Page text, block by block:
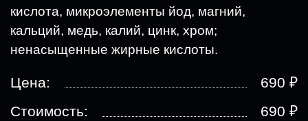
кислота, микроэлементы йод, магний,
кальций, медь, калий, цинк, хром;
ненасыщенные жирные кислоты.
Цена: 690 ₽
Стоимость: 690 ₽